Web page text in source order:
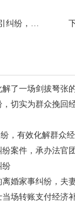
共计62000元
了一场剑拔弩张
切实为群众挽回
，有效化解群众
案件，承办法官
纷
婚家事纠纷，
场转账支付经济